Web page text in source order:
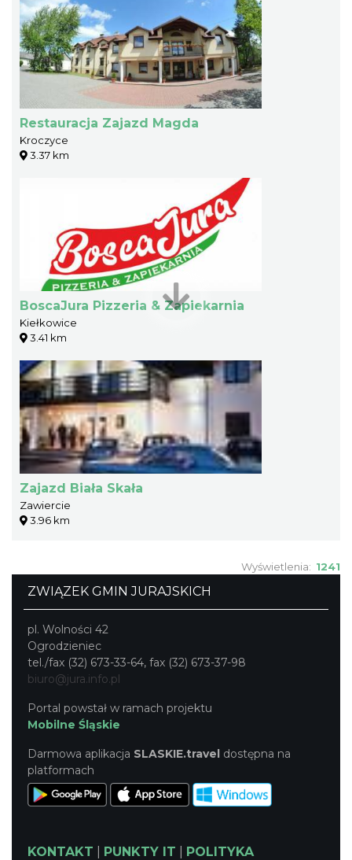
Restauracja Zajazd Magda
Kroczyce
3.37 km
BoscaJura Pizzeria & Zapiekarnia
Kiełkowice
3.41 km
Zajazd Biała Skała
Zawiercie
3.96 km
Wyświetlenia: 1241
ZWIĄZEK GMIN JURAJSKICH
pl. Wolności 42
Ogrodzieniec
tel./fax (32) 673-33-64, fax (32) 673-37-98
biuro@jura.info.pl
Portal powstał w ramach projektu
Mobilne Śląskie
Darmowa aplikacja SLASKIE.travel dostępna na
platformach
KONTAKT PUNKTY IT
POLITYKA